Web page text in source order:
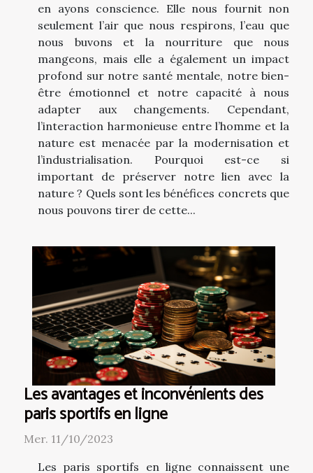
en ayons conscience. Elle nous fournit non
seulement l’air que nous respirons, l’eau que
nous buvons et la nourriture que nous
mangeons, mais elle a également un impact
profond sur notre santé mentale, notre bien-
être émotionnel et notre capacité à nous
adapter aux changements. Cependant,
l’interaction harmonieuse entre l’homme et la
nature est menacée par la modernisation et
l’industrialisation. Pourquoi est-ce si
important de préserver notre lien avec la
nature ? Quels sont les bénéfices concrets que
nous pouvons tirer de cette...
Les avantages et inconvénients des
paris sportifs en ligne
Mer. 11/10/2023
Les paris sportifs en ligne connaissent une